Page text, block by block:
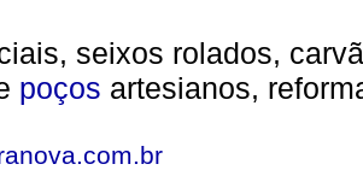
seixos rolados,
poços artesianos,